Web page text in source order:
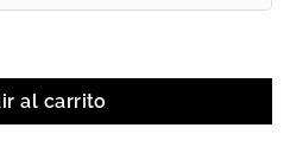
tipo Spot para riel 2 hilos 18W.
al carrito